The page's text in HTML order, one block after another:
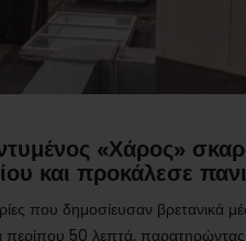
«Χάρος»
και προκάλεσε
που δημοσίευσαν βρετανικά
περίπου 50 λεπτά,